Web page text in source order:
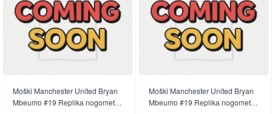
Moški Manchester United Bryan
Mbeumo #19 Replika nogometni
Moški Manchester United Bryan
Mbeumo #19 Replika nogometni